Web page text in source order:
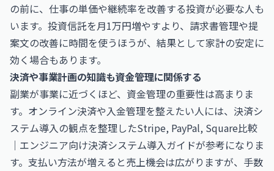
の前に、仕事の単価や継続率を改善する投資が必要な人も
います。投資信託を月1万円増やすより、請求書管理や提
案文の改善に時間を使うほうが、結果として家計の安定に
効く場合もあります。
決済や事業計画の知識も資金管理に関係する
副業が事業に近づくほど、資金管理の重要性は高まりま
す。オンライン決済や入金管理を整えたい人には、決済シ
ステム導入の観点を整理したStripe, PayPal, Square比較
｜エンジニア向け決済システム導入ガイドが参考になりま
す。支払い方法が増えると売上機会は広がりますが、手数